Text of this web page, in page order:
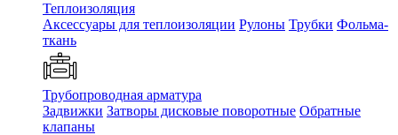
Теплоизоляция
Аксессуары для теплоизоляции Рулоны Трубки Фольма-
ткань
Трубопроводная арматура
Задвижки Затворы дисковые поворотные Обратные
клапаны